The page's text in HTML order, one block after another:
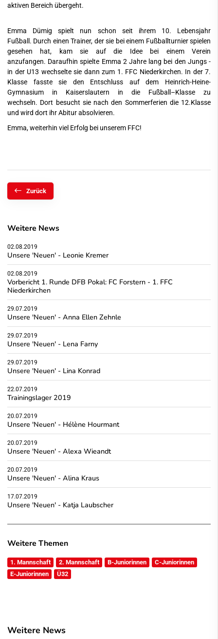
aktiven Bereich übergeht.
Emma Dümig spielt nun schon seit ihrem 10. Lebensjahr
Fußball. Durch einen Trainer, der sie bei einem Fußballturnier spielen
gesehen hat, kam sie auf die Idee bei einem Verein
anzufangen. Daraufhin spielte Emma 2 Jahre lang bei den Jungs -
in der U13 wechselte sie dann zum 1. FFC Niederkirchen. In der 7.
Klasse fasste sie den Entschluss auf dem Heinrich-Heine-
Gymnasium in Kaiserslautern in die Fußball–Klasse zu
wechseln. Dort besucht sie nach den Sommerferien die 12.Klasse
und wird dort ihr Abitur absolvieren.
Emma, weiterhin viel Erfolg bei unserem FFC!
Zurück
Weitere News
02.08.2019
Unsere 'Neuen' - Leonie Kremer
02.08.2019
Vorbericht 1. Runde DFB Pokal: FC Forstern - 1. FFC
Niederkirchen
29.07.2019
Unsere 'Neuen' - Anna Ellen Zehnle
29.07.2019
Unsere 'Neuen' - Lena Farny
29.07.2019
Unsere 'Neuen' - Lina Konrad
22.07.2019
Trainingslager 2019
20.07.2019
Unsere 'Neuen' - Hélène Hourmant
20.07.2019
Unsere 'Neuen' - Alexa Wieandt
20.07.2019
Unsere 'Neuen' - Alina Kraus
17.07.2019
Unsere 'Neuen' - Katja Laubscher
Weitere Themen
1. Mannschaft 2. Mannschaft B-Juniorinnen
C-Juniorinnen
E-Juniorinnen
Ü32
Weitere News